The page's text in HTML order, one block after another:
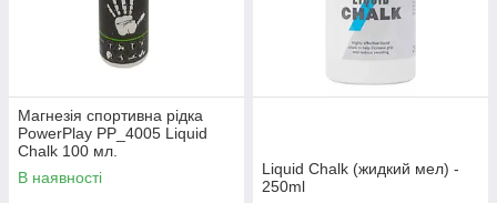
Магнезія спортивна рідка
PowerPlay PP_4005 Liquid
Chalk 100 мл.
В наявності
Liquid Chalk (жидкий мел) -
250ml